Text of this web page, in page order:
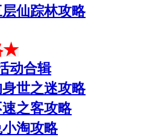
仙踪林攻略
★
动合辑
世之迷攻略
之客攻略
淘攻略